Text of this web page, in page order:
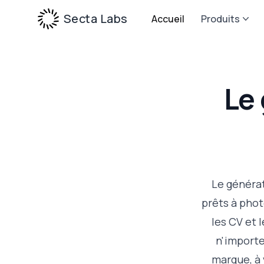
Secta Labs Accueil Produits
Le
prêts à
les CV et
marque,